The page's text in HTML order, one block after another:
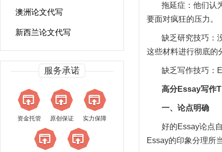
澳洲论文代写
新西兰论文代写
服务承诺
资金托管 原创保证 实力保障
拖延症：他们认
要面对疯狂的压力。
缺乏研究技巧：
这些材料进行彻底的
缺乏写作技巧：
高分Essay写作
一、论点明确
好的Essay论点
Essay的印象分理所